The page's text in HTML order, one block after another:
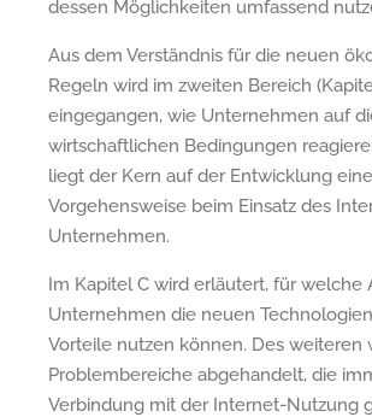
dessen Möglichkeiten umfassend
Aus dem Verständnis für die neuen
Regeln wird im zweiten Bereich
eingegangen, wie Unternehmen auf
wirtschaftlichen Bedingungen
liegt der Kern auf der Entwicklung
Vorgehensweise beim Einsatz des
Unternehmen.
Im Kapitel C wird erläutert, für welche
Unternehmen die neuen
Vorteile nutzen können. Des weiteren
Problembereiche abgehandelt, die
Verbindung mit der Internet-Nutzung